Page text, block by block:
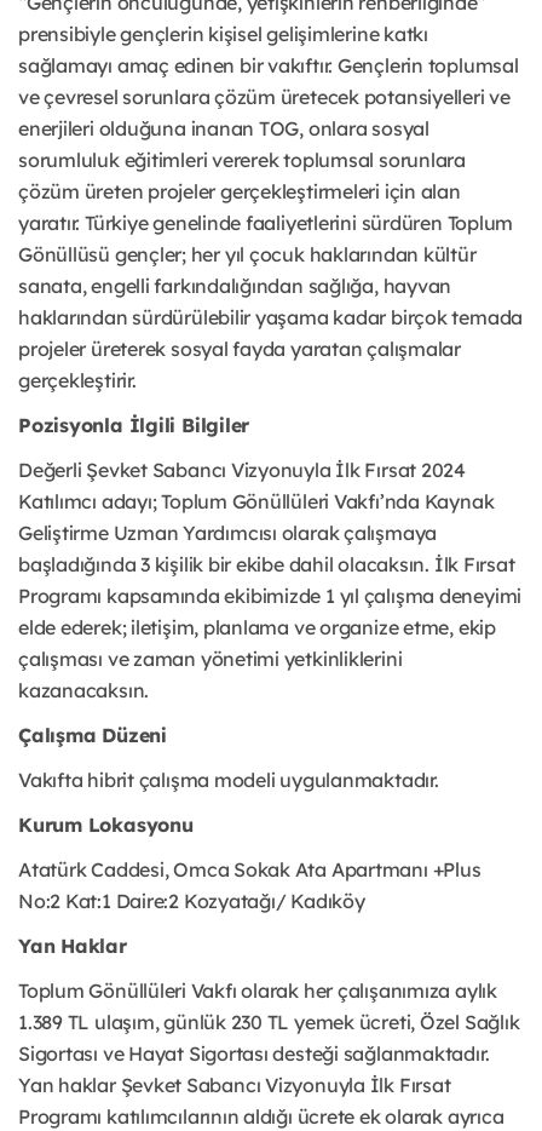
prensibiyle gençlerin kişisel gelişimlerine katkı
sağlamayı amaç edinen bir vakıftır. Gençlerin toplumsal
ve çevresel sorunlara çözüm üretecek potansiyelleri ve
enerjileri olduğuna inanan TOG, onlara sosyal
sorumluluk eğitimleri vererek toplumsal sorunlara
çözüm üreten projeler gerçekleştirmeleri için alan
yaratır. Türkiye genelinde faaliyetlerini sürdüren Toplum
Gönüllüsü gençler; her yıl çocuk haklarından kültür
sanata, engelli farkındalığından sağlığa, hayvan
haklarından sürdürülebilir yaşama kadar birçok temada
projeler üreterek sosyal fayda yaratan çalışmalar
gerçekleştirir.
Pozisyonla İlgili Bilgiler
Değerli Şevket Sabancı Vizyonuyla İlk Fırsat 2024
Katılımcı adayı; Toplum Gönüllüleri Vakfı’nda Kaynak
Geliştirme Uzman Yardımcısı olarak çalışmaya
başladığında 3 kişilik bir ekibe dahil olacaksın. İlk Fırsat
Programı kapsamında ekibimizde 1 yıl çalışma deneyimi
elde ederek; iletişim, planlama ve organize etme, ekip
çalışması ve zaman yönetimi yetkinliklerini
kazanacaksın.
Çalışma Düzeni
Vakıfta hibrit çalışma modeli uygulanmaktadır.
Kurum Lokasyonu
Atatürk Caddesi, Omca Sokak Ata Apartmanı +Plus
No:2 Kat:1 Daire:2 Kozyatağı/ Kadıköy
Yan Haklar
Toplum Gönüllüleri Vakfı olarak her çalışanımıza aylık
1.389 TL ulaşım, günlük 230 TL yemek ücreti, Özel Sağlık
Sigortası ve Hayat Sigortası desteği sağlanmaktadır.
Yan haklar Şevket Sabancı Vizyonuyla İlk Fırsat
Programı katılımcılarının aldığı ücrete ek olarak ayrıca